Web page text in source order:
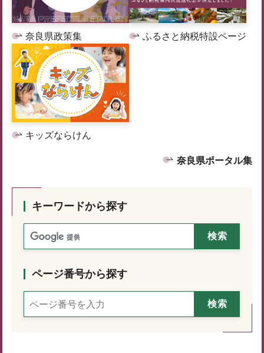
奈良県政策集 ふるさと納税特設ページ
キッズならけん
奈良県ポータル集
キーワードから探す
ページ番号から探す